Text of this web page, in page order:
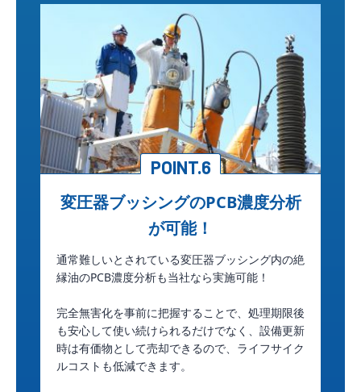
POINT.6
変圧器ブッシングのPCB濃度分析
が可能！
通常難しいとされている変圧器ブッシング内の絶
縁油のPCB濃度分析も当社なら実施可能！
完全無害化を事前に把握することで、処理期限後
も安心して使い続けられるだけでなく、設備更新
時は有価物として売却できるので、ライフサイク
ルコストも低減できます。